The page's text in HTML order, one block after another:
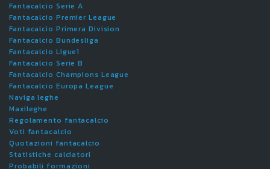
Fantacalcio Serie A
Fantacalcio Premier League
Fantacalcio Primera Division
Fantacalcio Bundesliga
Fantacalcio Ligue1
Fantacalcio Serie B
Fantacalcio Champions League
Fantacalcio Europa League
Naviga leghe
Maxileghe
Regolamento fantacalcio
Voti fantacalcio
Quotazioni fantacalcio
Statistiche calciatori
Probabili formazioni